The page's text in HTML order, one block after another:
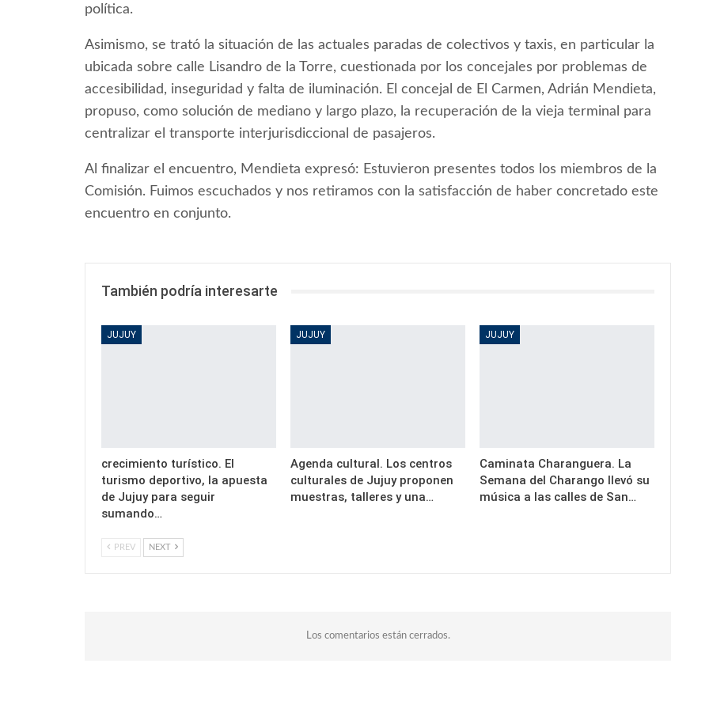
política.
Asimismo, se trató la situación de las actuales paradas de colectivos y taxis, en particular la
ubicada sobre calle Lisandro de la Torre, cuestionada por los concejales por problemas de
accesibilidad, inseguridad y falta de iluminación. El concejal de El Carmen, Adrián Mendieta,
propuso, como solución de mediano y largo plazo, la recuperación de la vieja terminal para
centralizar el transporte interjurisdiccional de pasajeros.
Al finalizar el encuentro, Mendieta expresó: Estuvieron presentes todos los miembros de la
Comisión. Fuimos escuchados y nos retiramos con la satisfacción de haber concretado este
encuentro en conjunto.
También podría interesarte
JUJUY
crecimiento turístico. El
turismo deportivo, la apuesta
de Jujuy para seguir
sumando…
JUJUY
Agenda cultural. Los centros
culturales de Jujuy proponen
muestras, talleres y una…
JUJUY
Caminata Charanguera. La
Semana del Charango llevó su
música a las calles de San…
PREV NEXT
Los comentarios están cerrados.